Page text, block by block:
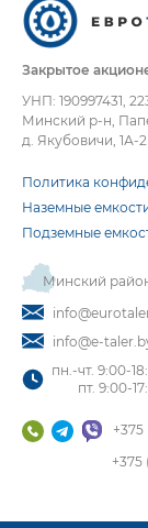
Закрытое
УНП: 190997431,
Минский р-н,
д. Якубовичи, 1А-2
Политика
Наземные
Подземные
Минский
info@e-
пн.-чт. 9:00-
пт. 9:00-
+375
+375